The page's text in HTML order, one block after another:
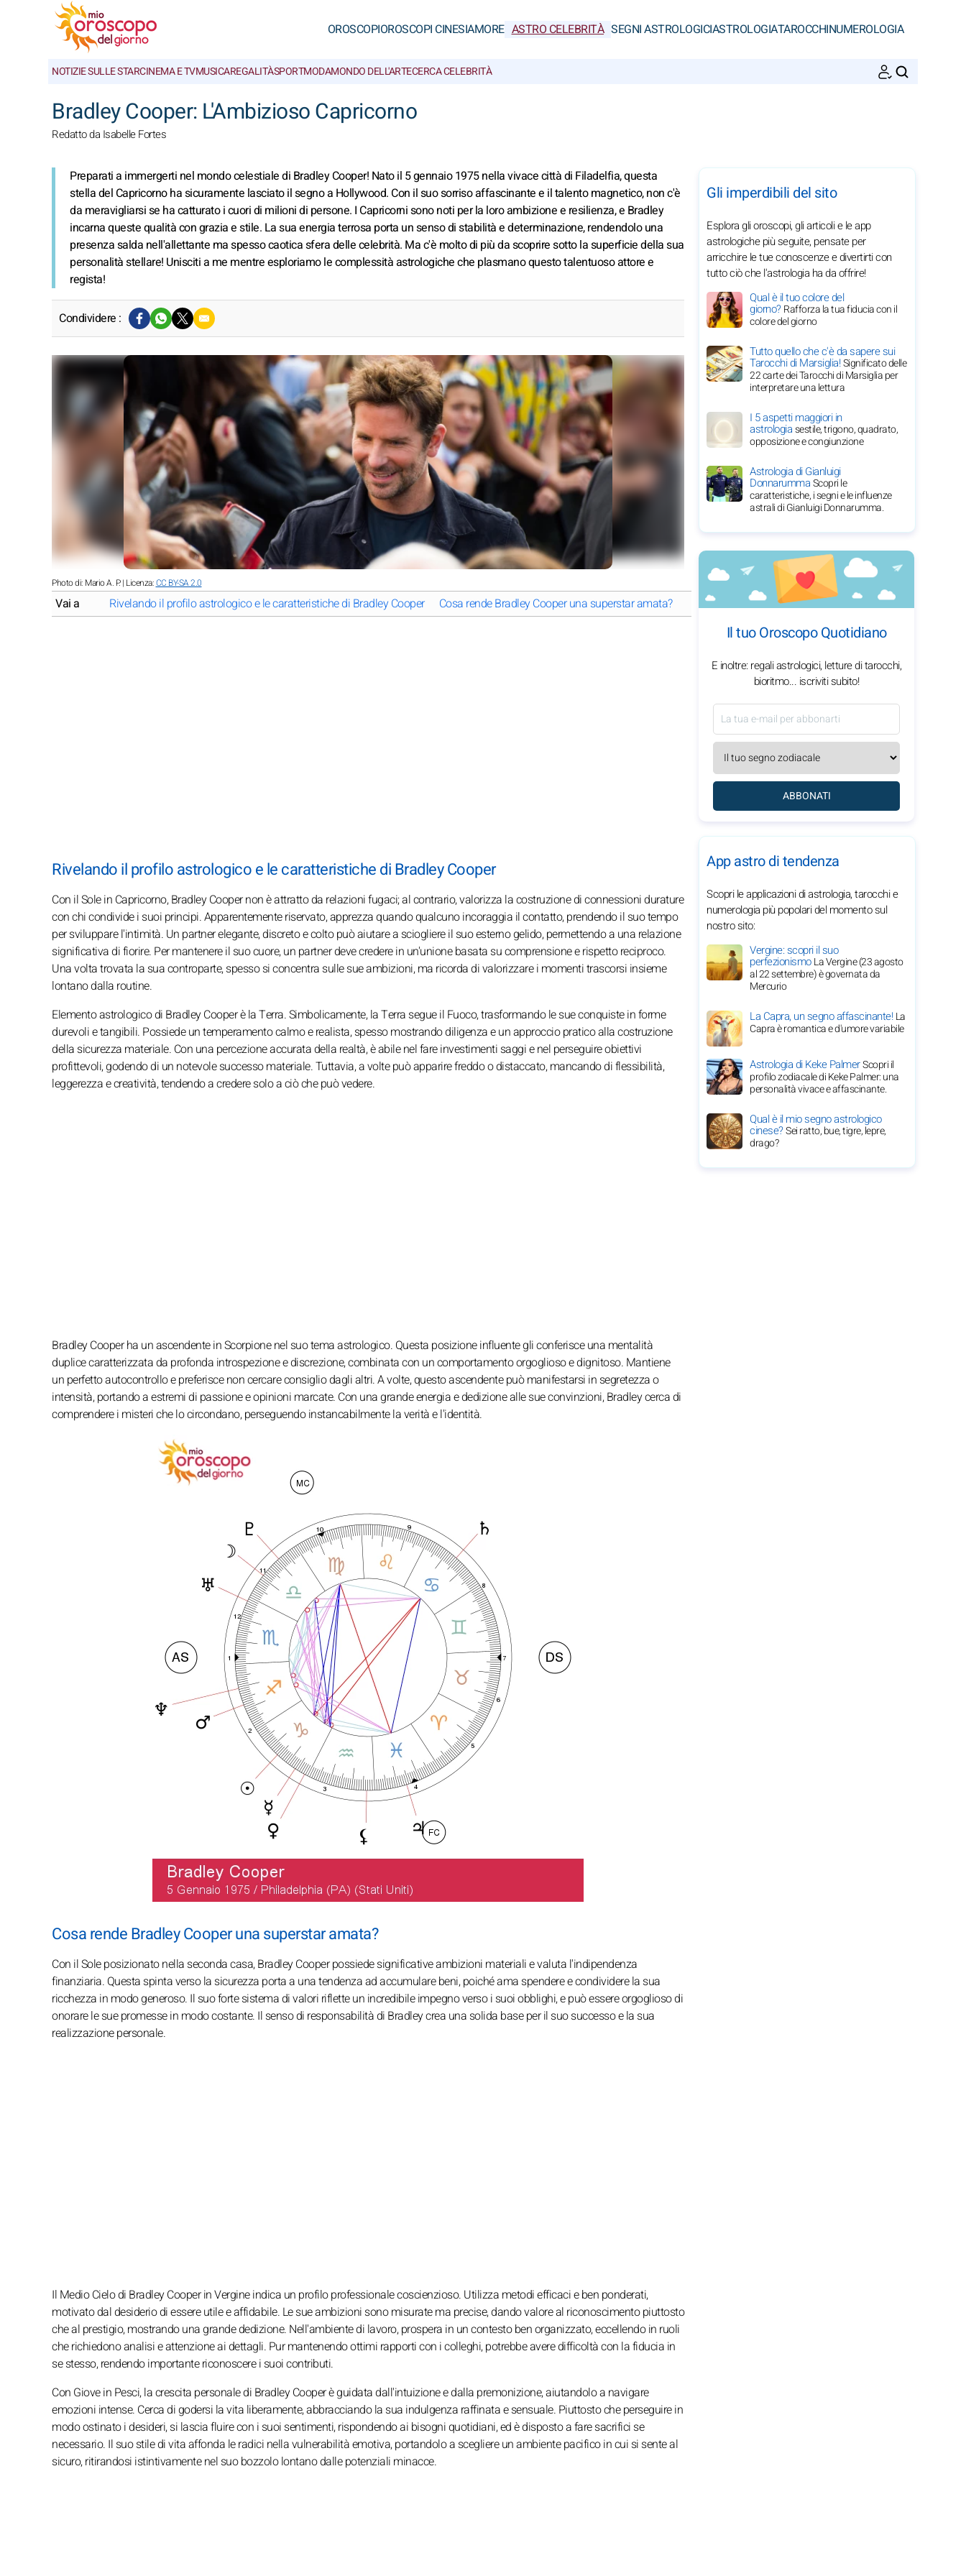
OROSCOPIOROSCOPI CINESIAMORE ASTRO CELEBRITÀ SEGNI ASTROLOGICIASTROLOGIATAROCCHINUMEROLOGIA
NOTIZIE SULLE STARCINEMA E TVMUSICAREGALITÀSPORTMODAMONDO DELL'ARTECERCA CELEBRITÀ
Bradley Cooper: L'Ambizioso Capricorno
Redatto da Isabelle Fortes
Preparati a immergerti nel mondo celestiale di Bradley Cooper! Nato il 5 gennaio 1975 nella vivace città di Filadelfia, questa
stella del Capricorno ha sicuramente lasciato il segno a Hollywood. Con il suo sorriso affascinante e il talento magnetico, non c'è
da meravigliarsi se ha catturato i cuori di milioni di persone. I Capricorni sono noti per la loro ambizione e resilienza, e Bradley
incarna queste qualità con grazia e stile. La sua energia terrosa porta un senso di stabilità e determinazione, rendendolo una
presenza salda nell'allettante ma spesso caotica sfera delle celebrità. Ma c'è molto di più da scoprire sotto la superficie della sua
personalità stellare! Unisciti a me mentre esploriamo le complessità astrologiche che plasmano questo talentuoso attore e
regista!
Condividere :
Photo di: Mario A. P. | Licenza:CC BY-SA 2.0
Vai a Rivelando il profilo astrologico e le caratteristiche di Bradley Cooper Cosa rende Bradley Cooper una superstar amata? Come ha plasmato Bradley Cooper la sua carriera
Rivelando il profilo astrologico e le caratteristiche di Bradley Cooper
Con il Sole in Capricorno, Bradley Cooper non è attratto da relazioni fugaci; al contrario, valorizza la costruzione di connessioni durature
con chi condivide i suoi principi. Apparentemente riservato, apprezza quando qualcuno incoraggia il contatto, prendendo il suo tempo
per sviluppare l'intimità. Un partner elegante, discreto e colto può aiutare a sciogliere il suo esterno gelido, permettendo a una relazione
significativa di fiorire. Per mantenere il suo cuore, un partner deve credere in un'unione basata su comprensione e rispetto reciproco.
Una volta trovata la sua controparte, spesso si concentra sulle sue ambizioni, ma ricorda di valorizzare i momenti trascorsi insieme
lontano dalla routine.
Elemento astrologico di Bradley Cooper è la Terra. Simbolicamente, la Terra segue il Fuoco, trasformando le sue conquiste in forme
durevoli e tangibili. Possiede un temperamento calmo e realista, spesso mostrando diligenza e un approccio pratico alla costruzione
della sicurezza materiale. Con una percezione accurata della realtà, è abile nel fare investimenti saggi e nel perseguire obiettivi
profittevoli, godendo di un notevole successo materiale. Tuttavia, a volte può apparire freddo o distaccato, mancando di flessibilità,
leggerezza e creatività, tendendo a credere solo a ciò che può vedere.
Bradley Cooper ha un ascendente in Scorpione nel suo tema astrologico. Questa posizione influente gli conferisce una mentalità
duplice caratterizzata da profonda introspezione e discrezione, combinata con un comportamento orgoglioso e dignitoso. Mantiene
un perfetto autocontrollo e preferisce non cercare consiglio dagli altri. A volte, questo ascendente può manifestarsi in segretezza o
intensità, portando a estremi di passione e opinioni marcate. Con una grande energia e dedizione alle sue convinzioni, Bradley cerca di
comprendere i misteri che lo circondano, perseguendo instancabilmente la verità e l'identità.
Cosa rende Bradley Cooper una superstar amata?
Con il Sole posizionato nella seconda casa, Bradley Cooper possiede significative ambizioni materiali e valuta l'indipendenza
finanziaria. Questa spinta verso la sicurezza porta a una tendenza ad accumulare beni, poiché ama spendere e condividere la sua
ricchezza in modo generoso. Il suo forte sistema di valori riflette un incredibile impegno verso i suoi obblighi, e può essere orgoglioso di
onorare le sue promesse in modo costante. Il senso di responsabilità di Bradley crea una solida base per il suo successo e la sua
realizzazione personale.
Il Medio Cielo di Bradley Cooper in Vergine indica un profilo professionale coscienzioso. Utilizza metodi efficaci e ben ponderati,
motivato dal desiderio di essere utile e affidabile. Le sue ambizioni sono misurate ma precise, dando valore al riconoscimento piuttosto
che al prestigio, mostrando una grande dedizione. Nell'ambiente di lavoro, prospera in un contesto ben organizzato, eccellendo in ruoli
che richiedono analisi e attenzione ai dettagli. Pur mantenendo ottimi rapporti con i colleghi, potrebbe avere difficoltà con la fiducia in
se stesso, rendendo importante riconoscere i suoi contributi.
Con Giove in Pesci, la crescita personale di Bradley Cooper è guidata dall'intuizione e dalla premonizione, aiutandolo a navigare
emozioni intense. Cerca di godersi la vita liberamente, abbracciando la sua indulgenza raffinata e sensuale. Piuttosto che perseguire in
modo ostinato i desideri, si lascia fluire con i suoi sentimenti, rispondendo ai bisogni quotidiani, ed è disposto a fare sacrifici se
necessario. Il suo stile di vita affonda le radici nella vulnerabilità emotiva, portandolo a scegliere un ambiente pacifico in cui si sente al
sicuro, ritirandosi istintivamente nel suo bozzolo lontano dalle potenziali minacce.
Gli imperdibili del sito
Esplora gli oroscopi, gli articoli e le app
astrologiche più seguite, pensate per
arricchire le tue conoscenze e divertirti con
tutto ciò che l'astrologia ha da offrire!
Qual è il tuo colore del
giorno?Rafforza la tua fiducia con il
colore del giorno
Tutto quello che c'è da sapere sui
Tarocchi di Marsiglia!Significato delle
22 carte dei Tarocchi di Marsiglia per
interpretare una lettura
I 5 aspetti maggiori in
astrologiasestile, trigono, quadrato,
opposizione e congiunzione
Astrologia di Gianluigi
DonnarummaScopri le
caratteristiche, i segni e le influenze
astrali di Gianluigi Donnarumma.
Il tuo Oroscopo Quotidiano
E inoltre: regali astrologici, letture di tarocchi,
bioritmo... iscriviti subito!
ABBONATI
App astro di tendenza
Scopri le applicazioni di astrologia, tarocchi e
numerologia più popolari del momento sul
nostro sito:
Vergine: scopri il suo
perfezionismoLa Vergine (23 agosto
al 22 settembre) è governata da
Mercurio
La Capra, un segno affascinante!La
Capra è romantica e d'umore variabile
Astrologia di Keke PalmerScopri il
profilo zodiacale di Keke Palmer: una
personalità vivace e affascinante.
Qual è il mio segno astrologico
cinese?Sei ratto, bue, tigre, lepre,
drago?